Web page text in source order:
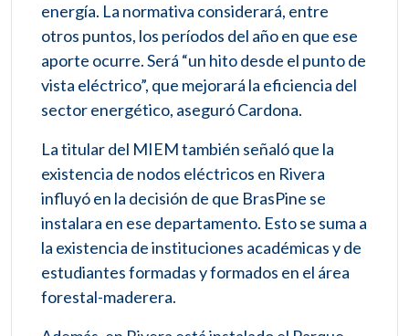
energía. La normativa considerará, entre
otros puntos, los períodos del año en que ese
aporte ocurre. Será “un hito desde el punto de
vista eléctrico”, que mejorará la eficiencia del
sector energético, aseguró Cardona.
La titular del MIEM también señaló que la
existencia de nodos eléctricos en Rivera
influyó en la decisión de que BrasPine se
instalara en ese departamento. Esto se suma a
la existencia de instituciones académicas y de
estudiantes formadas y formados en el área
forestal-maderera.